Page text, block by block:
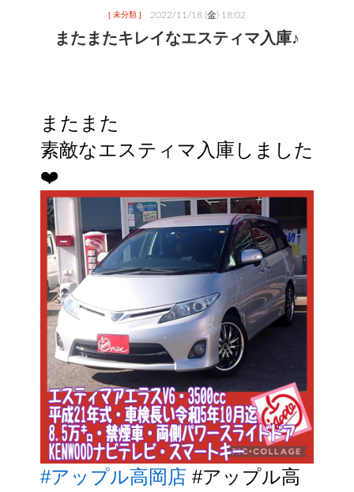
[ 未分類 ] 2022/11/18 (金) 18:02
またまたキレイなエスティマ入庫♪
またまた
素敵なエスティマ入庫しました
❤️
#アップル高岡店 #アップル高